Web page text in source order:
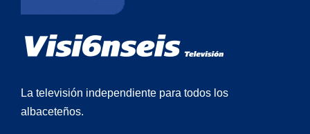
La televisión independiente para todos los
albaceteños.